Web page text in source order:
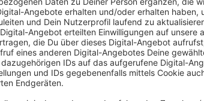
eingeschränkter Betrieb möglich sein – mit
weniger Besuchern.
Veröffentlicht:Dienstag, 19.05.2020 06:13
Anzeige